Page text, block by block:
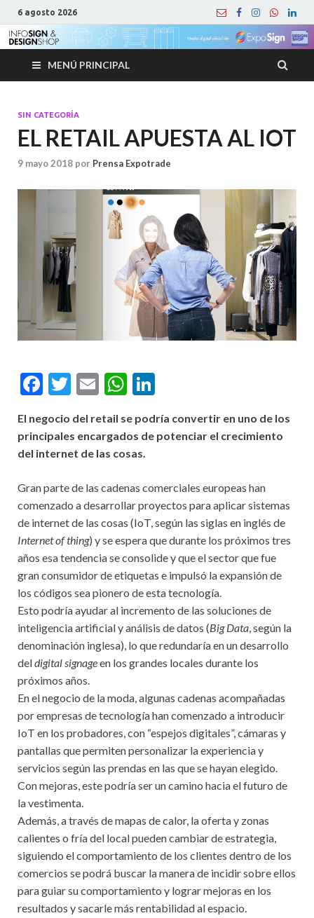
6 agosto 2026
MENÚ PRINCIPAL
SIN CATEGORÍA
EL RETAIL APUESTA AL IOT
9 mayo 2018 por Prensa Expotrade
F
e
b
o
k
T
itt
er
E
ai
l
W
at
s
p
p
ke
dI
El negocio del retail se podría convertir en uno de los
principales encargados de potenciar el crecimiento
del internet de las cosas.
Gran parte de las cadenas comerciales europeas han
comenzado a desarrollar proyectos para aplicar sistemas
de internet de las cosas (IoT, según las siglas en inglés de
Internet of thing) y se espera que durante los próximos tres
años esa tendencia se consolide y que el sector que fue
gran consumidor de etiquetas e impulsó la expansión de
los códigos sea pionero de esta tecnología.
Esto podría ayudar al incremento de las soluciones de
inteligencia artificial y análisis de datos (Big Data, según la
denominación inglesa), lo que redundaría en un desarrollo
deldigital signageen los grandes locales durante los
próximos años.
En el negocio de la moda, algunas cadenas acompañadas
por empresas de tecnología han comenzado a introducir
IoT en los probadores, con “espejos digitales”, cámaras y
pantallas que permiten personalizar la experiencia y
servicios según las prendas en las que se hayan elegido.
Con mejoras, este podría ser un camino hacia el futuro de
la vestimenta.
Además, a través de mapas de calor, la oferta y zonas
calientes o fría del local pueden cambiar de estrategia,
siguiendo el comportamiento de los clientes dentro de los
comercios se podrá buscar la manera de incidir sobre ellos
para guiar su comportamiento y lograr mejoras en los
resultados y sacarle más rentabilidad al espacio.